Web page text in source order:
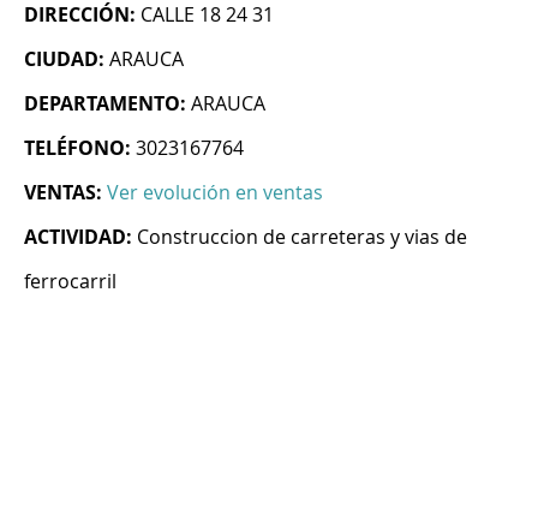
DIRECCIÓN: CALLE 18 24 31
CIUDAD: ARAUCA
DEPARTAMENTO: ARAUCA
TELÉFONO: 3023167764
VENTAS: Ver evolución en ventas
ACTIVIDAD: Construccion de carreteras y vias de
ferrocarril